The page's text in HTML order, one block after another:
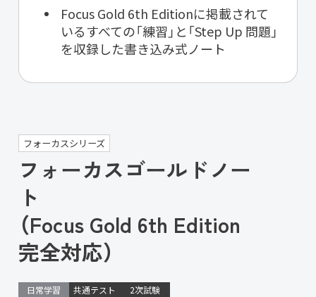
Focus Gold 6th Editionに掲載されて
いるすべての「練習」と「Step Up 問題」
を収録した書き込み式ノート
フォーカスシリーズ
フォーカスゴールドノー
ト
（Focus Gold 6th Edition
完全対応）
日常学習 共通テスト 2次試験